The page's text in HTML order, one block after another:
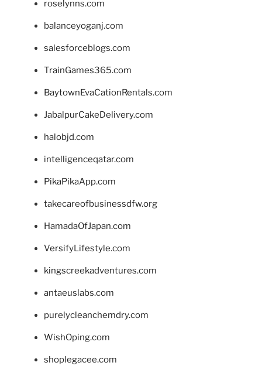
roselynns.com
balanceyoganj.com
salesforceblogs.com
TrainGames365.com
BaytownEvaCationRentals.com
JabalpurCakeDelivery.com
halobjd.com
intelligenceqatar.com
PikaPikaApp.com
takecareofbusinessdfw.org
HamadaOfJapan.com
VersifyLifestyle.com
kingscreekadventures.com
antaeuslabs.com
purelycleanchemdry.com
WishOping.com
shoplegacee.com